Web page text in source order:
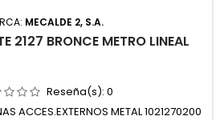
MECALDE 2, S.A.
2127 BRONCE METRO LINEAL
Reseña(s): 0
ACCES.EXTERNOS METAL 1021270200